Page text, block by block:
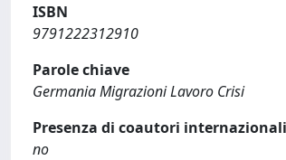
ISBN
9791222312910
Parole chiave
Germania Migrazioni Lavoro Crisi
Presenza di coautori internazionali
no